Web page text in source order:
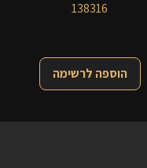
138316
הוספה לרשימה